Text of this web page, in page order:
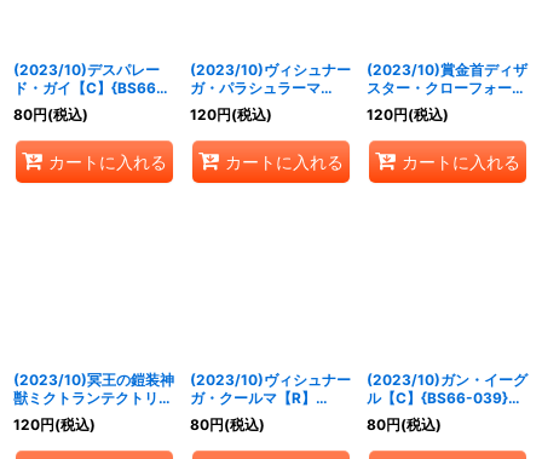
(2023/10)デスパレー
ド・ガイ【C】{BS66-
034}《白》
80円(税込)
カートに入れる
(2023/10)ヴィシュナー
ガ・パラシュラーマ
【C】{BS66-035}
《白》
120円(税込)
カートに入れる
(2023/10)賞金首ディザ
スター・クローフォード
【M】{BS66-036}
《白》
120円(税込)
カートに入れる
(2023/10)冥王の鎧装神
獣ミクトランテクトリ
【M】{BS66-037}
《白》
120円(税込)
(2023/10)ヴィシュナー
ガ・クールマ【R】
{BS66-038}《白》
80円(税込)
(2023/10)ガン・イーグ
ル【C】{BS66-039}
《白》
80円(税込)